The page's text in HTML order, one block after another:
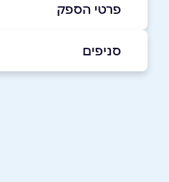
פרטי הספק
סניפים